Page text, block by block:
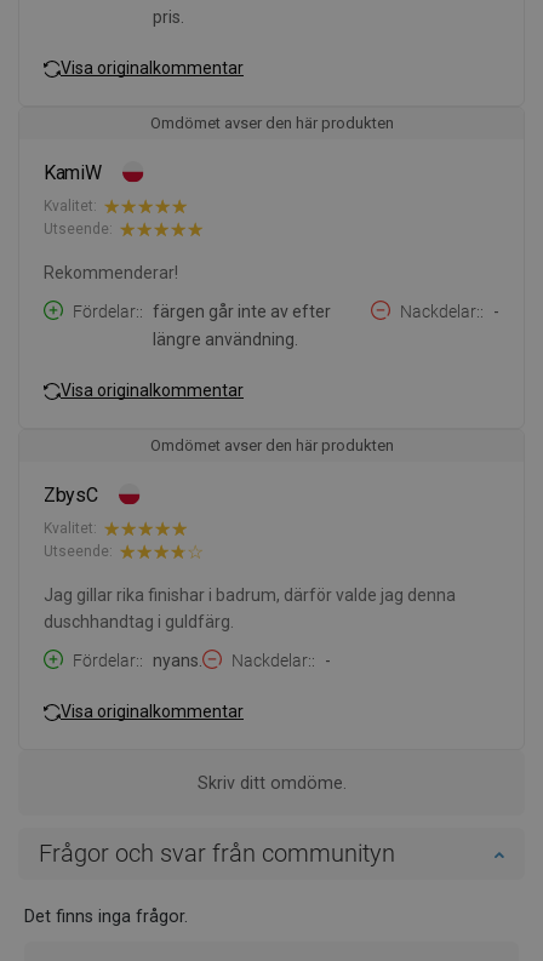
pris.
Visa originalkommentar
Omdömet avser den här produkten
KamiW
Kvalitet:
Utseende:
Rekommenderar!
Fördelar:
färgen går inte av efter
längre användning.
Nackdelar: -
Visa originalkommentar
Omdömet avser den här produkten
ZbysC
Kvalitet:
Utseende:
Jag gillar rika finishar i badrum, därför valde jag denna
duschhandtag i guldfärg.
Fördelar:
nyans. Nackdelar: -
Visa originalkommentar
Skriv ditt omdöme.
Frågor och svar från communityn
Det finns inga frågor.